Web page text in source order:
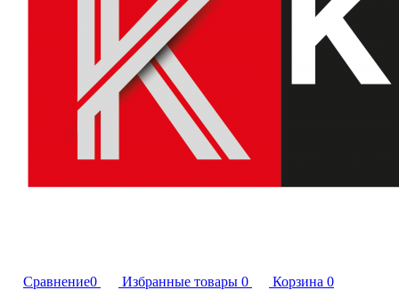
Сравнение0 Избранные товары 0 Корзина 0